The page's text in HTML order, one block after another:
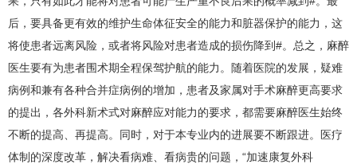
后，要具备更有效的维护生命体征安全的能力和脏器保护的能力，这
将使患者远离风险，或者将风险对患者造成的损伤降到#。总之，麻醉
医生要有为患者围术期全程保驾护航的能力。随着医院的发展，疑难
病例和兼有各种合并症病例的增加，患者及家属对手术麻醉更高要求
的提出，各外科新术式对麻醉应对能力的要求，都需要麻醉医生始终
不断的提高、再提高。同时，对于本专业内的进展要不断跟进。医疗
体制的深度改革，解决看病难、看病贵的问题，“加速康复外科